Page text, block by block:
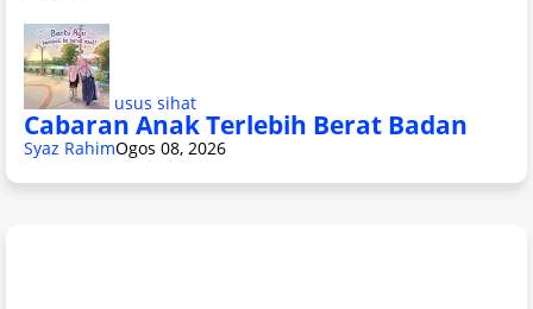
usus sihat
Cabaran Anak Terlebih Berat Badan
Syaz RahimOgos 08, 2026